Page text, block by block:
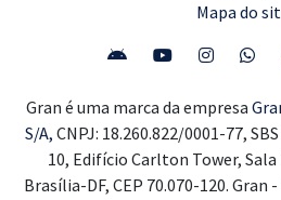
Mapa do
Gran é uma marca da empresa
S/A, CNPJ: 18.260.822/0001-77,
10, Edifício Carlton Tower, Sala
Brasília-DF, CEP 70.070-120.